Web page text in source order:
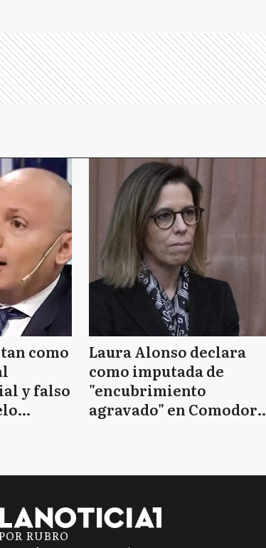
como
y falso
Laura Alonso declara
como imputada de
"encubrimiento
agravado" en Comodoro
RUBRO